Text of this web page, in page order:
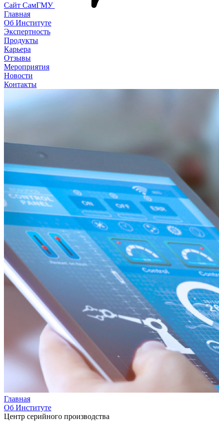
Сайт СамГМУ
Главная
Об Институте
Экспертность
Продукты
Карьера
Отзывы
Мероприятия
Новости
Контакты
Главная
Об Институте
Центр серийного производства